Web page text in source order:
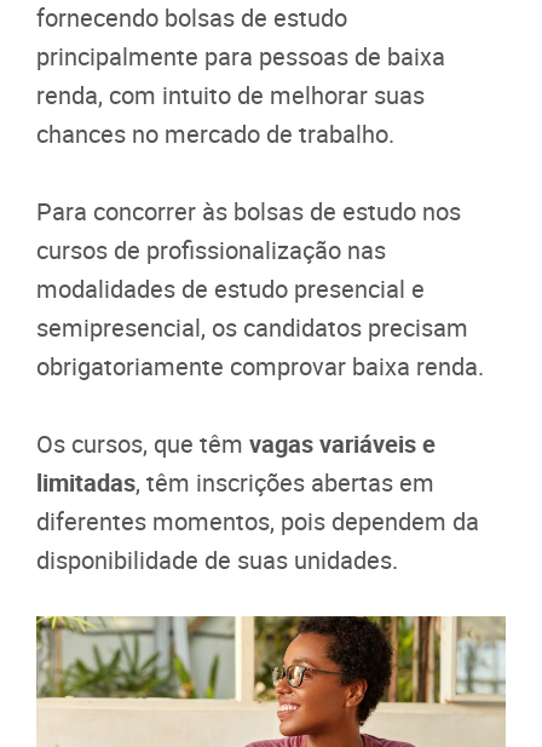
fornecendo bolsas de estudo
principalmente para pessoas de baixa
renda, com intuito de melhorar suas
chances no mercado de trabalho.
Para concorrer às bolsas de estudo nos
cursos de profissionalização nas
modalidades de estudo presencial e
semipresencial, os candidatos precisam
obrigatoriamente comprovar baixa renda.
Os cursos, que têm vagas variáveis e
limitadas, têm inscrições abertas em
diferentes momentos, pois dependem da
disponibilidade de suas unidades.